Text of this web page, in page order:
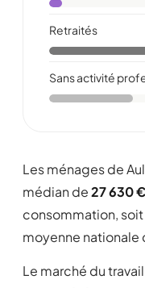
Retraités
Sans activité
Les ménages de
médian de27 630
consommation, soit
moyenne nationale
Le marché du